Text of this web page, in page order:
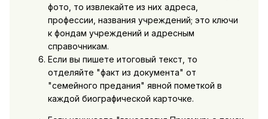
фото, то извлекайте из них адреса,
профессии, названия учреждений; это ключи
к фондам учреждений и адресным
справочникам.
Если вы пишете итоговый текст, то
отделяйте "факт из документа" от
"семейного предания" явной пометкой в
каждой биографической карточке.